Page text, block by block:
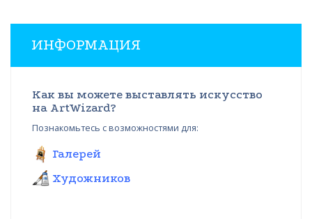
ИНФОРМАЦИЯ
Как вы можете выставлять искусство
на ArtWizard?
Познакомьтесь с возможностями для:
Галерей
Художников